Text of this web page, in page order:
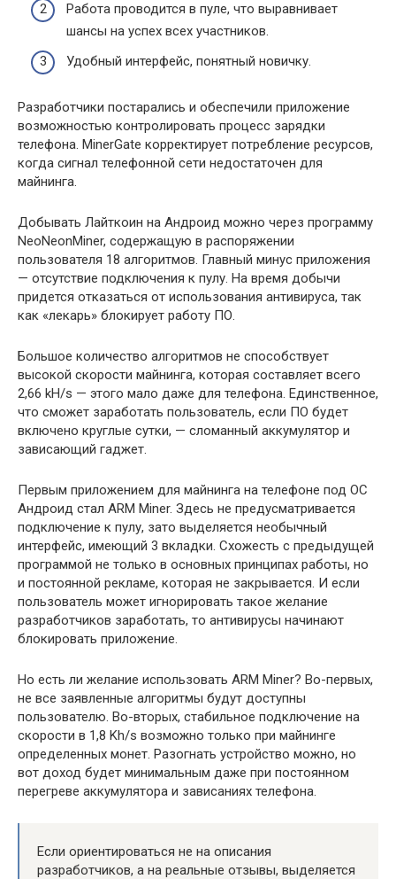
Работа проводится в пуле, что выравнивает
шансы на успех всех участников.
Удобный интерфейс, понятный новичку.
Разработчики постарались и обеспечили приложение
возможностью контролировать процесс зарядки
телефона. MinerGate корректирует потребление ресурсов,
когда сигнал телефонной сети недостаточен для
майнинга.
Добывать Лайткоин на Андроид можно через программу
NeoNeonMiner, содержащую в распоряжении
пользователя 18 алгоритмов. Главный минус приложения
— отсутствие подключения к пулу. На время добычи
придется отказаться от использования антивируса, так
как «лекарь» блокирует работу ПО.
Большое количество алгоритмов не способствует
высокой скорости майнинга, которая составляет всего
2,66 kH/s — этого мало даже для телефона. Единственное,
что сможет заработать пользователь, если ПО будет
включено круглые сутки, — сломанный аккумулятор и
зависающий гаджет.
Первым приложением для майнинга на телефоне под ОС
Андроид стал ARM Miner. Здесь не предусматривается
подключение к пулу, зато выделяется необычный
интерфейс, имеющий 3 вкладки. Схожесть с предыдущей
программой не только в основных принципах работы, но
и постоянной рекламе, которая не закрывается. И если
пользователь может игнорировать такое желание
разработчиков заработать, то антивирусы начинают
блокировать приложение.
Но есть ли желание использовать ARM Miner? Во-первых,
не все заявленные алгоритмы будут доступны
пользователю. Во-вторых, стабильное подключение на
скорости в 1,8 Kh/s возможно только при майнинге
определенных монет. Разогнать устройство можно, но
вот доход будет минимальным даже при постоянном
перегреве аккумулятора и зависаниях телефона.
Если ориентироваться не на описания
разработчиков, а на реальные отзывы, выделяется